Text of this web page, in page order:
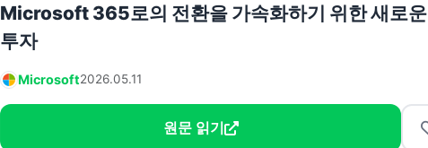
Microsoft 365로의 전환을 가속화하기 위한 새로운
투자
Microsoft2026.05.11
원문 읽기